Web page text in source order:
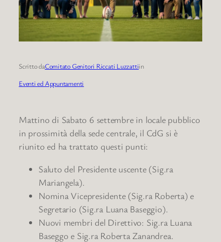
Scritto daComitato Genitori Riccati Luzzattiin
Eventi ed Appuntamenti
Mattino di Sabato 6 settembre in locale pubblico
in prossimità della sede centrale, il CdG si è
riunito ed ha trattato questi punti:
Saluto del Presidente uscente (Sig.ra
Mariangela).
Nomina Vicepresidente (Sig.ra Roberta) e
Segretario (Sig.ra Luana Baseggio).
Nuovi membri del Direttivo: Sig.ra Luana
Baseggo e Sig.ra Roberta Zanandrea.